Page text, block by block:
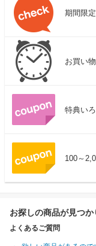
期間限
お買い
特典い
100～
お探しの商品が見つ
よくあるご質問